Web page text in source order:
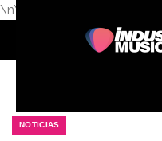
\n\n
NOTICIAS